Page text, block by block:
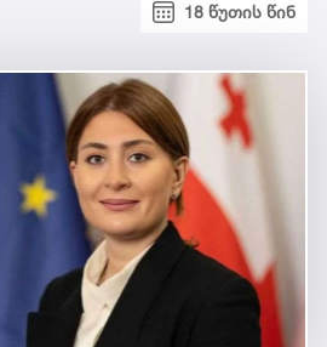
18 წუთის წინ